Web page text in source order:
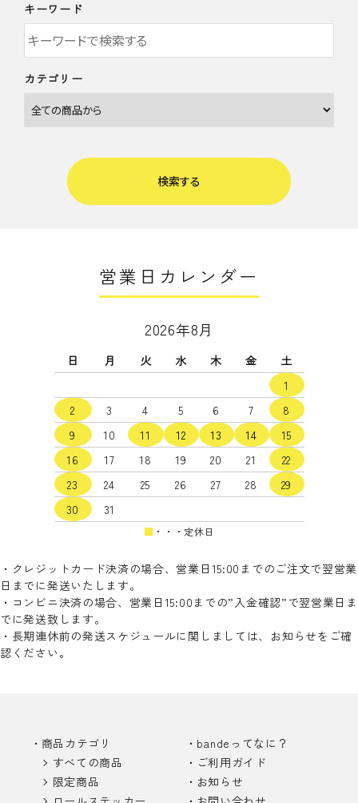
キーワード
カテゴリー
検索する
カテゴリー
検索する
営業日カレンダー
2026年8月
日 月 火 水 木 金
土
1
2
3 4 5 6 7
8
9
10 11 12 13 14
15
16
17 18 19 20 21
22
23
24 25 26 27 28
29
30
31
■ ・・・定休日
・クレジットカード決済の場合、営業日15:00までのご注文で翌営業
日までに発送いたします。
・コンビニ決済の場合、営業日15:00までの”入金確認”で翌営業日ま
でに発送致します。
・長期連休前の発送スケジュールに関しましては、お知らせをご確
認ください。
商品カテゴリ
すべての商品
限定商品
bandeってなに？
ご利用ガイド
お知らせ